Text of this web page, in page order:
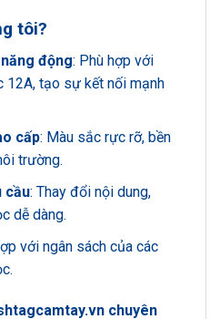
tôi?
động: Phù hợp với
12A, tạo sự kết nối mạnh
cấp: Màu sắc rực rỡ, bền
trường.
cầu: Thay đổi nội dung,
dễ dàng.
với ngân sách của các
chuyên